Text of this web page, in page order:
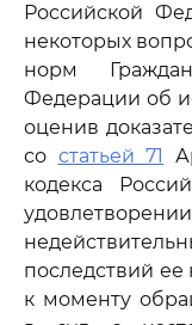
Российской
некоторых
норм
Федерации об
оценив
со статьей 71
кодекса
последствий ее
к моменту